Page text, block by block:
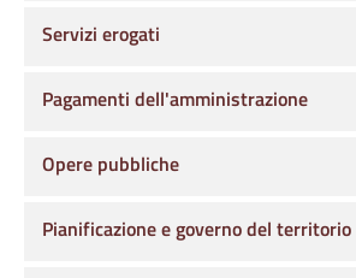
Servizi erogati
Pagamenti dell'amministrazione
Opere pubbliche
Pianificazione e governo del territorio